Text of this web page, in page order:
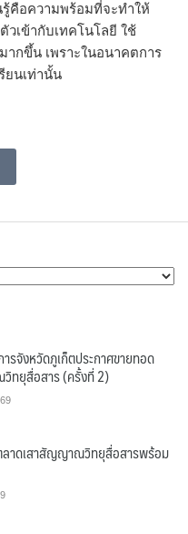
รู้คือความพร้อมที่จะทำให้
วเข้ากับเทคโนโลยี ใช้
ากขึ้น เพราะในอนาคตการ
ยนเท่านั้น
รจังหวัดภูเก็ตประกาศขายทอด
ทยุสื่อสาร (ครั้งที่ 2)
ลาดเสาสัญญาณวิทยุสื่อสารพร้อม